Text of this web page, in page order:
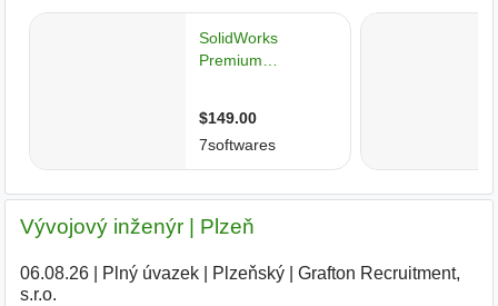
Vývojový inženýr | Plzeň
06.08.26| Plný úvazek| Plzeňský|
Grafton Recruitment,
s.r.o.